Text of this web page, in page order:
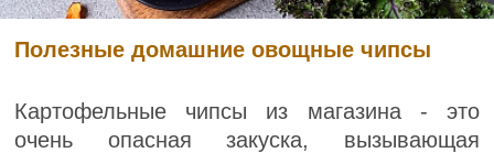
Полезные домашние овощные чипсы
Картофельные чипсы из магазина - это
очень опасная закуска, вызывающая